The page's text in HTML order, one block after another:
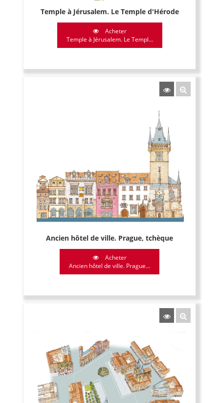
Temple à Jérusalem. Le Temple d'Hérode
Acheter
Temple à Jérusalem. Le Templ...
Ancien hôtel de ville. Prague, tchèque
Acheter
Ancien hôtel de ville. Prague...